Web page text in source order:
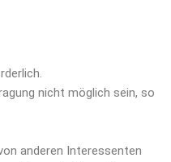
nicht möglich sein, so
anderen Interessenten